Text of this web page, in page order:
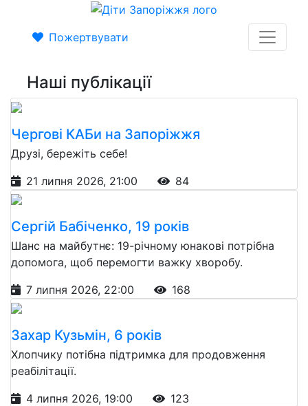
Пожертвувати
Наші публікації
Чергові КАБи на Запоріжжя
Друзі, бережіть себе!
21 липня 2026, 21:00
84
Сергій Бабіченко, 19 років
Шанс на майбутнє: 19-річному юнакові потрібна
допомога, щоб перемогти важку хворобу.
7 липня 2026, 22:00
168
Захар Кузьмін, 6 років
Хлопчику потібна підтримка для продовження
реабілітації.
4 липня 2026, 19:00
123